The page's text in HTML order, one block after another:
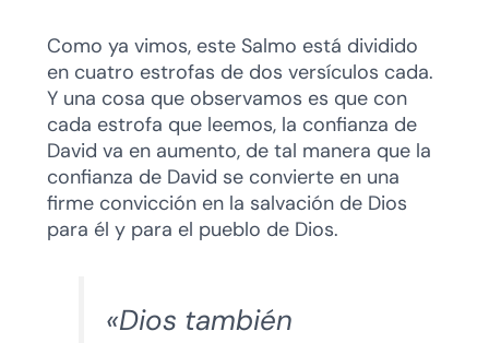
Como ya vimos, este Salmo está dividido
en cuatro estrofas de dos versículos cada.
Y una cosa que observamos es que con
cada estrofa que leemos, la confianza de
David va en aumento, de tal manera que la
confianza de David se convierte en una
firme convicción en la salvación de Dios
para él y para el pueblo de Dios.
«Dios también